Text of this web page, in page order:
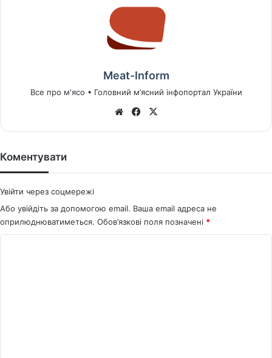
Meat-Inform
Все про м'ясо • Головний м’ясний інфопортал України
We
Fa
Коментувати
Увійти через соцмережі
Або увійдіть за допомогою email. Ваша email адреса не
оприлюднюватиметься. Обов’язкові поля позначені *